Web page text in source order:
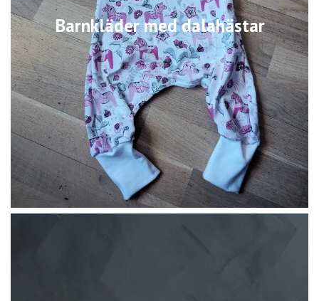
Barnkläder med dalahästar